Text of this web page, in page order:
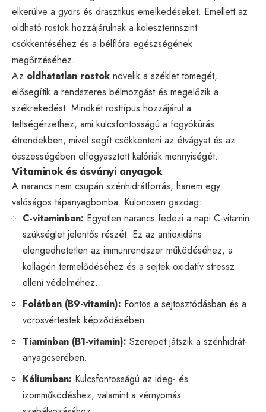
elkerülve a gyors és drasztikus emelkedéseket. Emellett az
oldható rostok hozzájárulnak a koleszterinszint
csökkentéséhez és a bélflóra egészségének
megőrzéséhez.
Az oldhatatlan rostok növelik a széklet tömegét,
elősegítik a rendszeres bélmozgást és megelőzik a
székrekedést. Mindkét rosttípus hozzájárul a
teltségérzethez, ami kulcsfontosságú a fogyókúrás
étrendekben, mivel segít csökkenteni az étvágyat és az
összességében elfogyasztott kalóriák mennyiségét.
Vitaminok és ásványi anyagok
A narancs nem csupán szénhidrátforrás, hanem egy
valóságos tápanyagbomba. Különösen gazdag:
C-vitaminban: Egyetlen narancs fedezi a napi C-vitamin
szükséglet jelentős részét. Ez az antioxidáns
elengedhetetlen az immunrendszer működéséhez, a
kollagén termelődéséhez és a sejtek oxidatív stressz
elleni védelméhez.
Folátban (B9-vitamin): Fontos a sejtosztódásban és a
vörösvértestek képződésében.
Tiaminban (B1-vitamin): Szerepet játszik a szénhidrát-
anyagcserében.
Káliumban: Kulcsfontosságú az ideg- és
izomműködéshez, valamint a vérnyomás